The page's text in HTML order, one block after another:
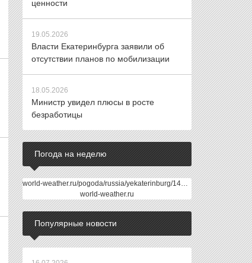
ценности
19.05.2026
Власти Екатеринбурга заявили об
отсутствии планов по мобилизации
18.05.2026
Министр увидел плюсы в росте
безработицы
Погода на неделю
world-weather.ru/pogoda/russia/yekaterinburg/14days/
world-weather.ru
Популярные новости